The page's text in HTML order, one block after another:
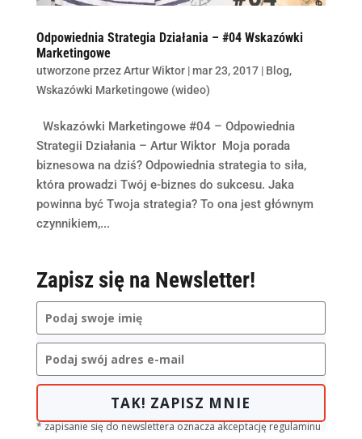
Odpowiednia Strategia Działania – #04 Wskazówki
Marketingowe
utworzone przezArtur Wiktor|mar 23, 2017| Blog,
Wskazówki Marketingowe (wideo)
Wskazówki Marketingowe #04 – Odpowiednia
Strategii Działania – Artur Wiktor Moja porada
biznesowa na dziś? Odpowiednia strategia to siła,
która prowadzi Twój e-biznes do sukcesu. Jaka
powinna być Twoja strategia? To ona jest głównym
czynnikiem,...
Zapisz się na Newsletter!
TAK! ZAPISZ MNIE
* zapisanie się do newslettera oznacza akceptację regulaminu